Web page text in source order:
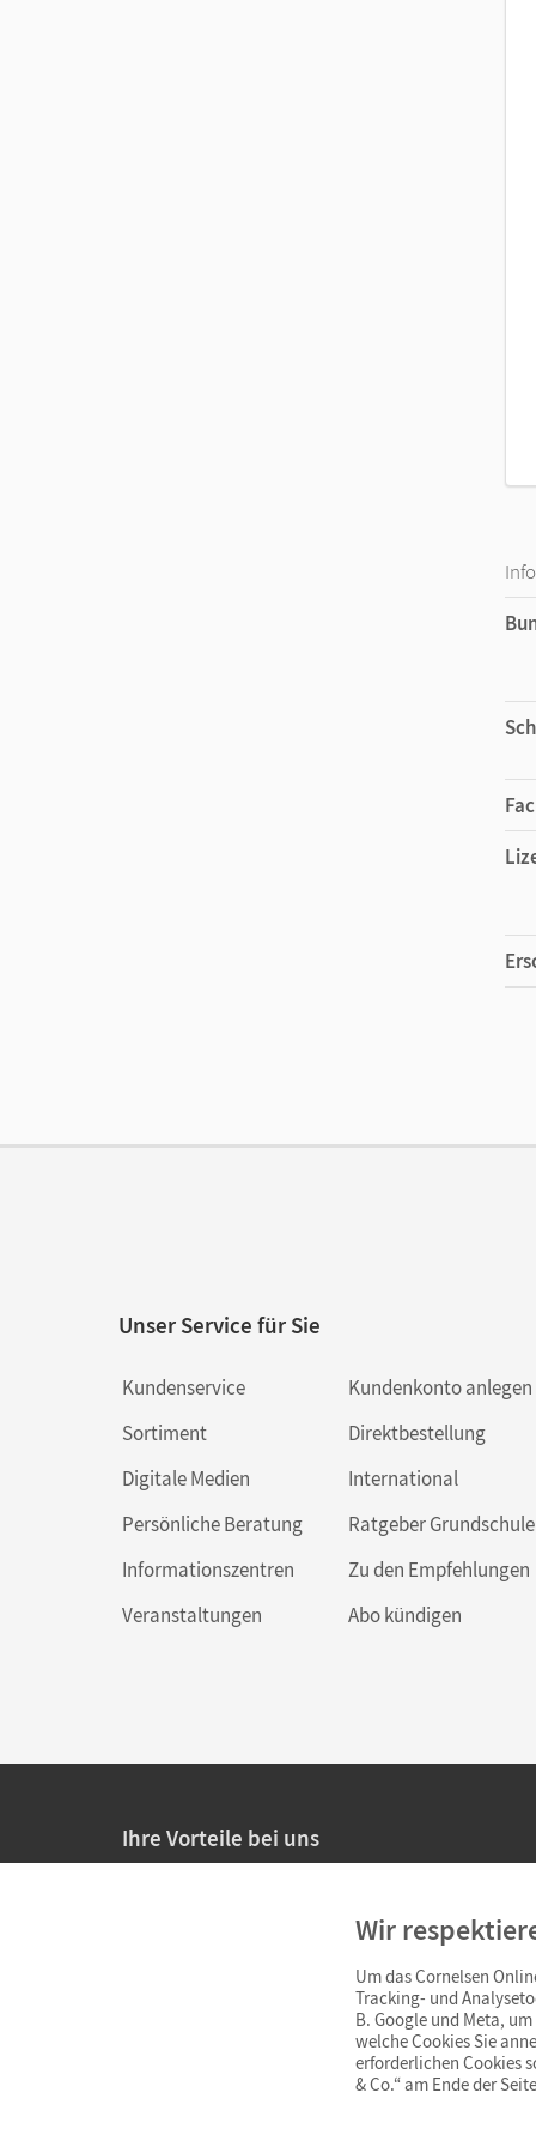
Unser Service für Sie
Kundenservice
Sortiment
Digitale Medien
Persönliche Beratung
Informationszentren
Veranstaltungen
Kundenkonto anlegen
Direktbestellung
International
Ratgeber Grundschule
Zu den Empfehlungen
Abo kündigen
Ihre Vorteile bei uns
Persönliche Angebote für Lehrkräfte
Sicheres Einkaufen mit SSL-Verschlüsselung
Widerrufsfristvon 4 Wochen
Schnelle und einfache Retourenabwicklung
Wir
Um das Cornelsen
Tracking- und
B. Google und Meta,
welche Cookies Sie
erforderlichen Cookies
& Co.“ am Ende der